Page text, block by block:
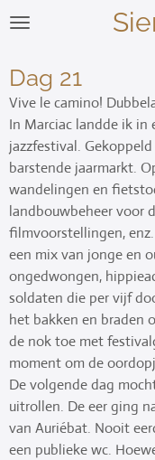
Ga
de
hoofdinhoud
Dag 21
Vive le camino!
In Marciac landde ik
jazzfestival.
barstende jaarmarkt.
wandelingen en
landbouwbeheer voor
filmvoorstellingen,
een mix van jonge en
ongedwongen,
soldaten die per vijf
het bakken en braden
de nok toe met
moment om de
De volgende dag
uitrollen. De eer ging
van Auriébat. Nooit
een publieke wc.